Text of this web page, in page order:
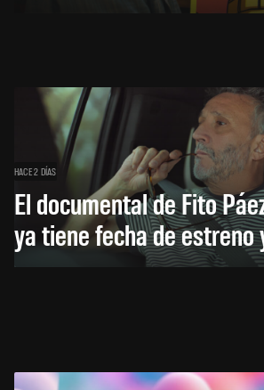
HACE 2 DÍAS
El documental de Fito
ya tiene fecha de